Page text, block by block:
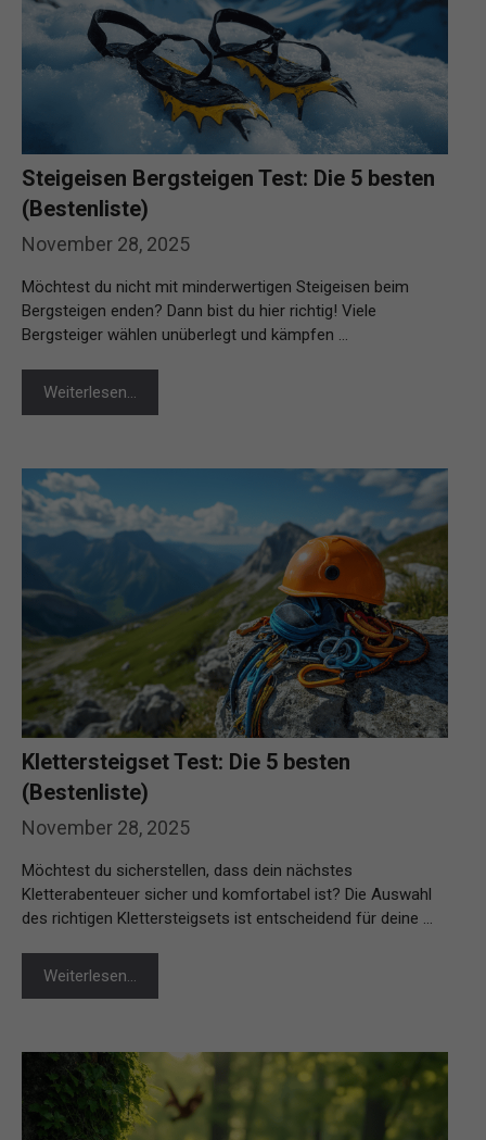
November 28, 2025
Steigeisen Bergsteigen Test: Die 5 besten
(Bestenliste)
Möchtest du nicht mit minderwertigen Steigeisen beim
Bergsteigen enden? Dann bist du hier richtig! Viele
Bergsteiger wählen unüberlegt und kämpfen …
Weiterlesen…
November 28, 2025
Klettersteigset Test: Die 5 besten
(Bestenliste)
Möchtest du sicherstellen, dass dein nächstes
Kletterabenteuer sicher und komfortabel ist? Die Auswahl
des richtigen Klettersteigsets ist entscheidend für deine …
Weiterlesen…